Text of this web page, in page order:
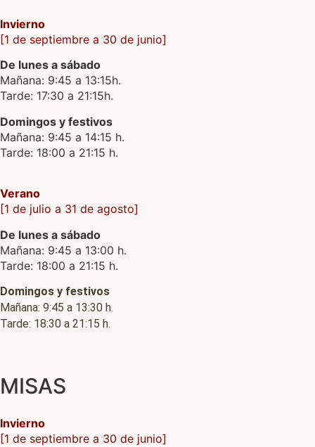
Invierno
[1 de septiembre a 30 de junio]
De lunes a sábado
Mañana: 9:45 a 13:15h.
Tarde: 17:30 a 21:15h.
Domingos y festivos
Mañana: 9:45 a 14:15 h.
Tarde: 18:00 a 21:15 h.
Verano
[1 de julio a 31 de agosto]
De lunes a sábado
Mañana: 9:45 a 13:00 h.
Tarde: 18:00 a 21:15 h.
Domingos y festivos
Mañana: 9:45 a 13:30 h.
Tarde: 18:30 a 21:15 h.
MISAS
Invierno
[1 de septiembre a 30 de junio]